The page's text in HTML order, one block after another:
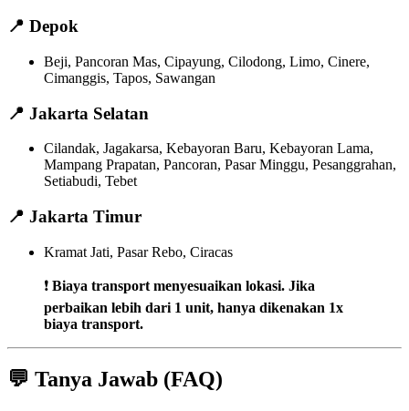
📍 Depok
Beji, Pancoran Mas, Cipayung, Cilodong, Limo, Cinere,
Cimanggis, Tapos, Sawangan
📍 Jakarta Selatan
Cilandak, Jagakarsa, Kebayoran Baru, Kebayoran Lama,
Mampang Prapatan, Pancoran, Pasar Minggu, Pesanggrahan,
Setiabudi, Tebet
📍 Jakarta Timur
Kramat Jati, Pasar Rebo, Ciracas
❗ Biaya transport menyesuaikan lokasi. Jika
perbaikan lebih dari 1 unit, hanya dikenakan 1x
biaya transport.
💬 Tanya Jawab (FAQ)